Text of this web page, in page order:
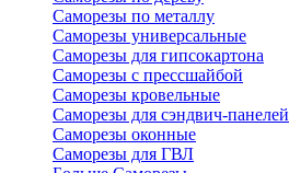
Саморезы по металлу
Саморезы универсальные
Саморезы для гипсокартона
Саморезы с прессшайбой
Саморезы кровельные
Саморезы для сэндвич-панелей
Саморезы оконные
Саморезы для ГВЛ